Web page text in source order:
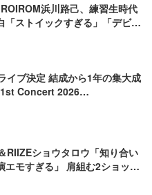
浜川路己、練習生時代
「ストイックすぎる」「デビュ
イブ決定 結成から1年の集大成
Concert 2026
RIIZEショウタロウ「知り合い
エモすぎる」 肩組む2ショット